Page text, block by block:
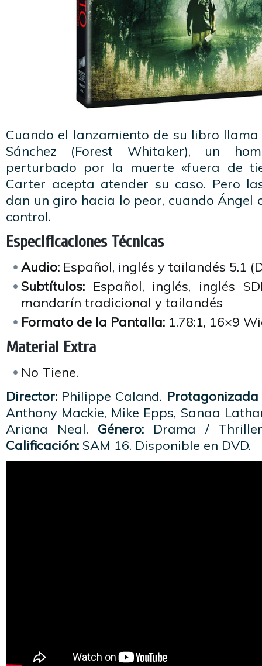
Cuando el lanzamiento de su libro
Sánchez (Forest Whitaker), un
perturbado por la muerte «fuera de
Carter acepta atender su caso. Pero
dan un giro hacia lo peor, cuando Ángel
control.
Especificaciones Técnicas
Audio: Español, inglés y tailandés 5.1
Subtítulos: Español, inglés, inglés
mandarín tradicional y tailandés
Formato de la Pantalla: 1.78:1, 16×9
Material Extra
No Tiene.
Director: Philippe Caland. Protagonizada
Anthony Mackie, Mike Epps, Sanaa
Ariana Neal. Género: Drama /
Calificación: SAM 16. Disponible en DVD.